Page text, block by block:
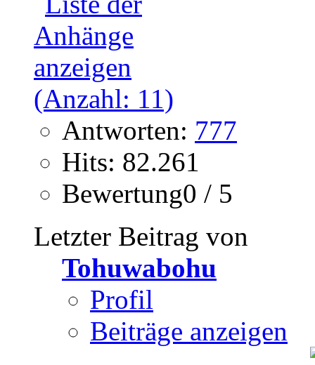
Antworten: 777
Hits: 82.261
Bewertung0 / 5
Letzter Beitrag von
Tohuwabohu
Profil
Beiträge anzeigen